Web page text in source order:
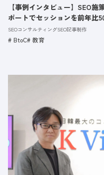
【事例インタビュー】SEO
ポートでセッションを前年比
SEOコンサルティングSEO記事制作
BtoC 教育